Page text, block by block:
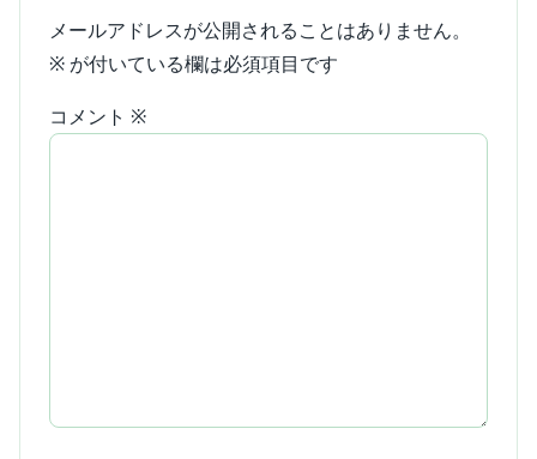
メールアドレスが公開されることはありません。
※ が付いている欄は必須項目です
コメント ※